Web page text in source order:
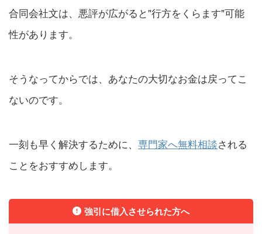
合同会社文は、悪評が広がると"行方をくらます"可能
性があります。
そうなってからでは、あなたの大切なお金は戻ってこ
ないのです。
一刻も早く解決するために、 専門家へ無料相談される
ことをおすすめします。
強引に借入させられた方へ